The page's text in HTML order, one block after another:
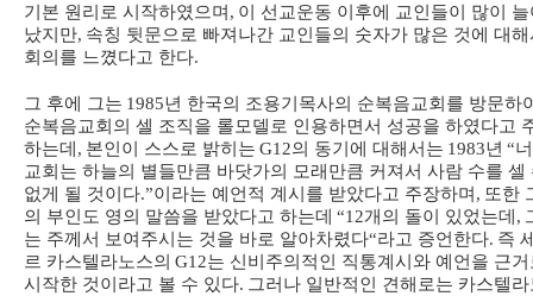
기본 원리로 시작하였으며 , 이 선교운동 이후에 교인들이 많이 늘
났지만, 속칭 뒷문으로 빠져나간 교인들의 숫자가 많은 것에 대해
회의를 느꼈다고 한다.
그 후에 그는 1985년 한국의 조용기목사의 순복음교회를 방문하
순복음교회의 셀 조직을 롤모델로 인용하면서 성공을 하였다고
하는데 , 본인이 스스로 밝히는 G12의 동기에 대해서는 1983년 “
교회는 하늘의 별들만큼 바닷가의 모래만큼 커져서 사람 수를 셀
없게 될 것이다.”이라는 예언적 계시를 받았다고 주장하며 , 또한
의 부인도 영의 말씀을 받았다고 하는데 “12개의 돌이 있었는데 ,
는 주께서 보여주시는 것을 바로 알아차렸다“라고 증언한다. 즉
르 카스텔라노스의 G12는 신비주의적인 직통계시와 예언을 근거
시작한 것이라고 볼 수 있다. 그러나 일반적인 견해로는 카스텔라